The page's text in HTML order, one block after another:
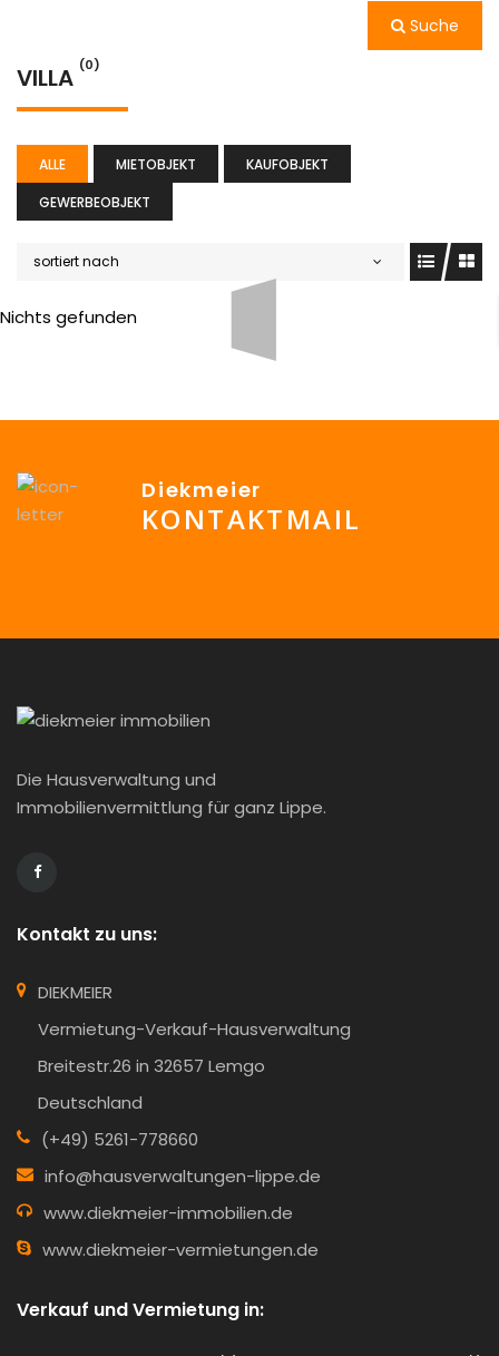
Suche
VILLA (0)
ALLE MIETOBJEKT
KAUFOBJEKT
GEWERBEOBJEKT
sortiert nach
Nichts gefunden
Diekmeier
KONTAKTMAIL
Die Hausverwaltung und
Immobilienvermittlung für ganz Lippe.
Kontakt zu uns:
DIEKMEIER
Vermietung-Verkauf-Hausverwaltung
Breitestr.26 in 32657 Lemgo
Deutschland
(+49) 5261-778660
info@hausverwaltungen-lippe.de
www.diekmeier-immobilien.de
www.diekmeier-vermietungen.de
Verkauf und Vermietung in: